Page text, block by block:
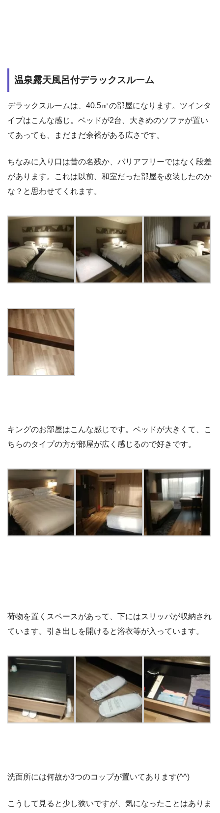
温泉露天風呂付デラックスルーム
デラックスルームは、40.5㎡の部屋になります。ツインタ
イプはこんな感じ。ベッドが2台、大きめのソファが置い
てあっても、まだまだ余裕がある広さです。
ちなみに入り口は昔の名残か、バリアフリーではなく段差
があります。これは以前、和室だった部屋を改装したのか
な？と思わせてくれます。
キングのお部屋はこんな感じです。ベッドが大きくて、こ
ちらのタイプの方が部屋が広く感じるので好きです。
荷物を置くスペースがあって、下にはスリッパが収納され
ています。引き出しを開けると浴衣等が入っています。
洗面所には何故か3つのコップが置いてあります(^^)
こうして見ると少し狭いですが、気になったことはありま